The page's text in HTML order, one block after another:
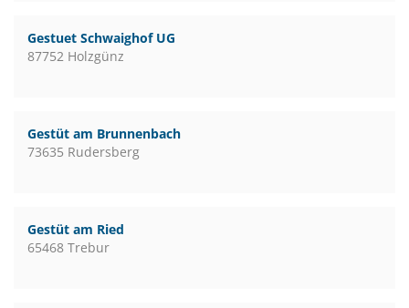
Gestuet Schwaighof UG
87752 Holzgünz
Gestüt am Brunnenbach
73635 Rudersberg
Gestüt am Ried
65468 Trebur